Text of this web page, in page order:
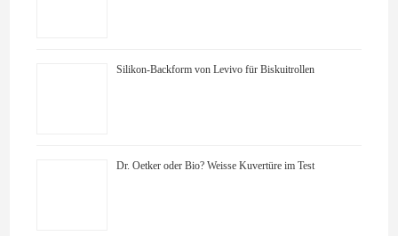
Silikon-Backform von Levivo für Biskuitrollen
Dr. Oetker oder Bio? Weisse Kuvertüre im Test